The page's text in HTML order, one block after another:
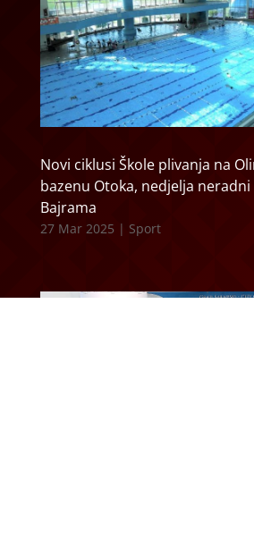
Novi ciklusi Škole plivanja na
bazenu Otoka, nedjelja
Bajrama
27 Mar 2025 | Sport